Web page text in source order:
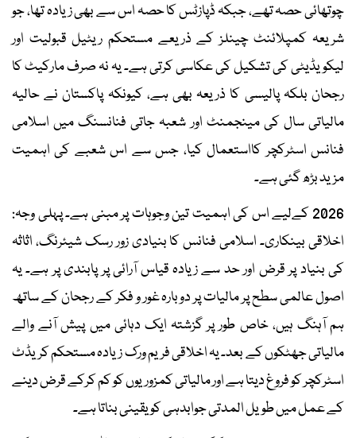
چوتھائی حصہ تھے، جبکہ ڈپازٹس کا حصہ اس سے بھی زیادہ تھا، جو
شریعہ کمپلائنٹ چینلز کے ذریعے مستحکم ریٹیل قبولیت اور
لیکویڈیٹی کی تشکیل کی عکاسی کرتی ہے۔ یہ نہ صرف مارکیٹ کا
رجحان بلکہ پالیسی کا ذریعہ بھی ہے، کیونکہ پاکستان نے حالیہ
مالیاتی سال کی مینجمنٹ اور شعبہ جاتی فنانسنگ میں اسلامی
فنانس اسٹرکچر کااستعمال کیا، جس سے اس شعبے کی اہمیت
مزید بڑھ گئی ہے۔
2026 کےلیے اس کی اہمیت تین وجوہات پر مبنی ہے۔ پہلی وجہ:
اخلاقی بینکاری۔ اسلامی فنانس کا بنیادی زور رسک شیئرنگ، اثاثہ
کی بنیاد پر قرض اور حد سے زیادہ قیاس آرائی پر پابندی پر ہے۔ یہ
اصول عالمی سطح پر مالیات پر دوبارہ غور و فکر کے رجحان کے ساتھ
ہم آہنگ ہیں، خاص طور پر گزشتہ ایک دہائی میں پیش آنے والے
مالیاتی جھٹکوں کے بعد۔ یہ اخلاقی فریم ورک زیادہ مستحکم کریڈٹ
اسٹرکچر کو فروغ دیتا ہے اور مالیاتی کمزوریوں کو کم کرکے قرض دینے
کے عمل میں طویل المدتی جوابدہی کو یقینی بناتا ہے۔